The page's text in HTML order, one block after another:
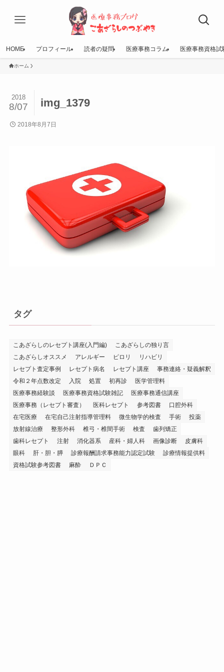
HOME プロフィール 読者の疑問 医療事務コラム 医療事務資格試
ホーム
img_1379
2018
8/07
2018年8月7日
タグ
こあざらしのレセプト講座(入門編)
こあざらしの独り言
こあざらしオススメ
アレルギー ピロリ
リハビリ
レセプト査定事例
レセプト病名 レセプト講座
事務連絡・疑義解釈
令和２年点数改定
入院 処置 初再診
医学管理料
医療事務経験談
医療事務資格試験雑記
医療事務通信講座
医療事務（レセプト審査）
医科レセプト 参考図書
口腔外科
在宅医療
在宅自己注射指導管理料 微生物学的検査 手術
投薬
放射線治療
整形外科 椎弓・椎間手術 検査
歯列矯正
歯科レセプト
注射 消化器系 産科・婦人科 画像診断
皮膚科
眼科
肝・胆・膵 診療報酬請求事務能力認定試験
診療情報提供料
資格試験参考図書
麻酔 ＤＰＣ